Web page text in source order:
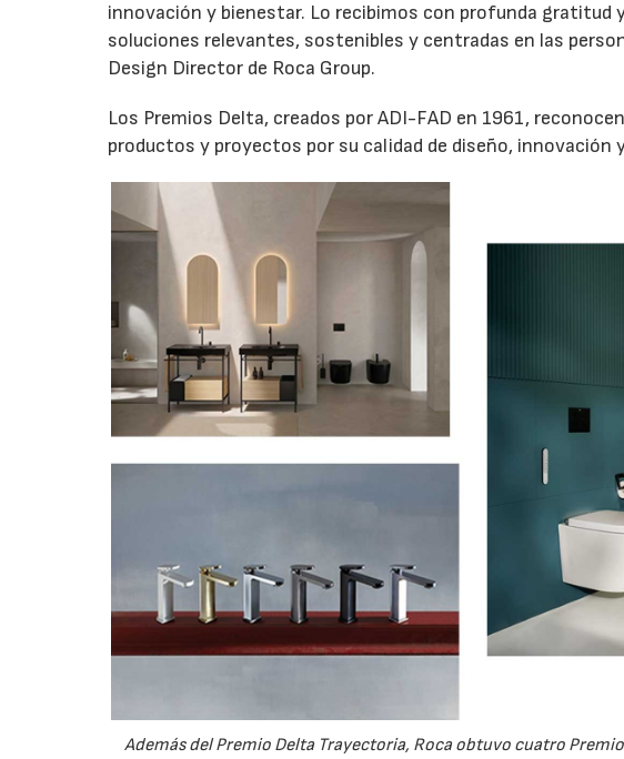
innovación y bienestar. Lo recibimos con profunda gratitud
soluciones relevantes, sostenibles y centradas en las
Design Director de Roca Group.
Los Premios Delta, creados por ADI-FAD en 1961,
productos y proyectos por su calidad de diseño, innovación
Además del Premio Delta Trayectoria, Roca obtuvo cuatro